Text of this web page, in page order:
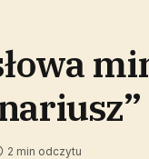
2 min odczytu